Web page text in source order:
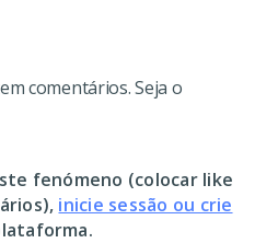
comentários. Seja o
fenómeno (colocar like
inicie sessão ou crie